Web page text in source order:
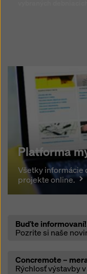
Platforma
Všetky informácie
projekte online.
Platforma
Všetky informácie o
OpenBuďte informovaní!
Pozrite si naše
OpenConcremote –
Rýchlosť výstavby